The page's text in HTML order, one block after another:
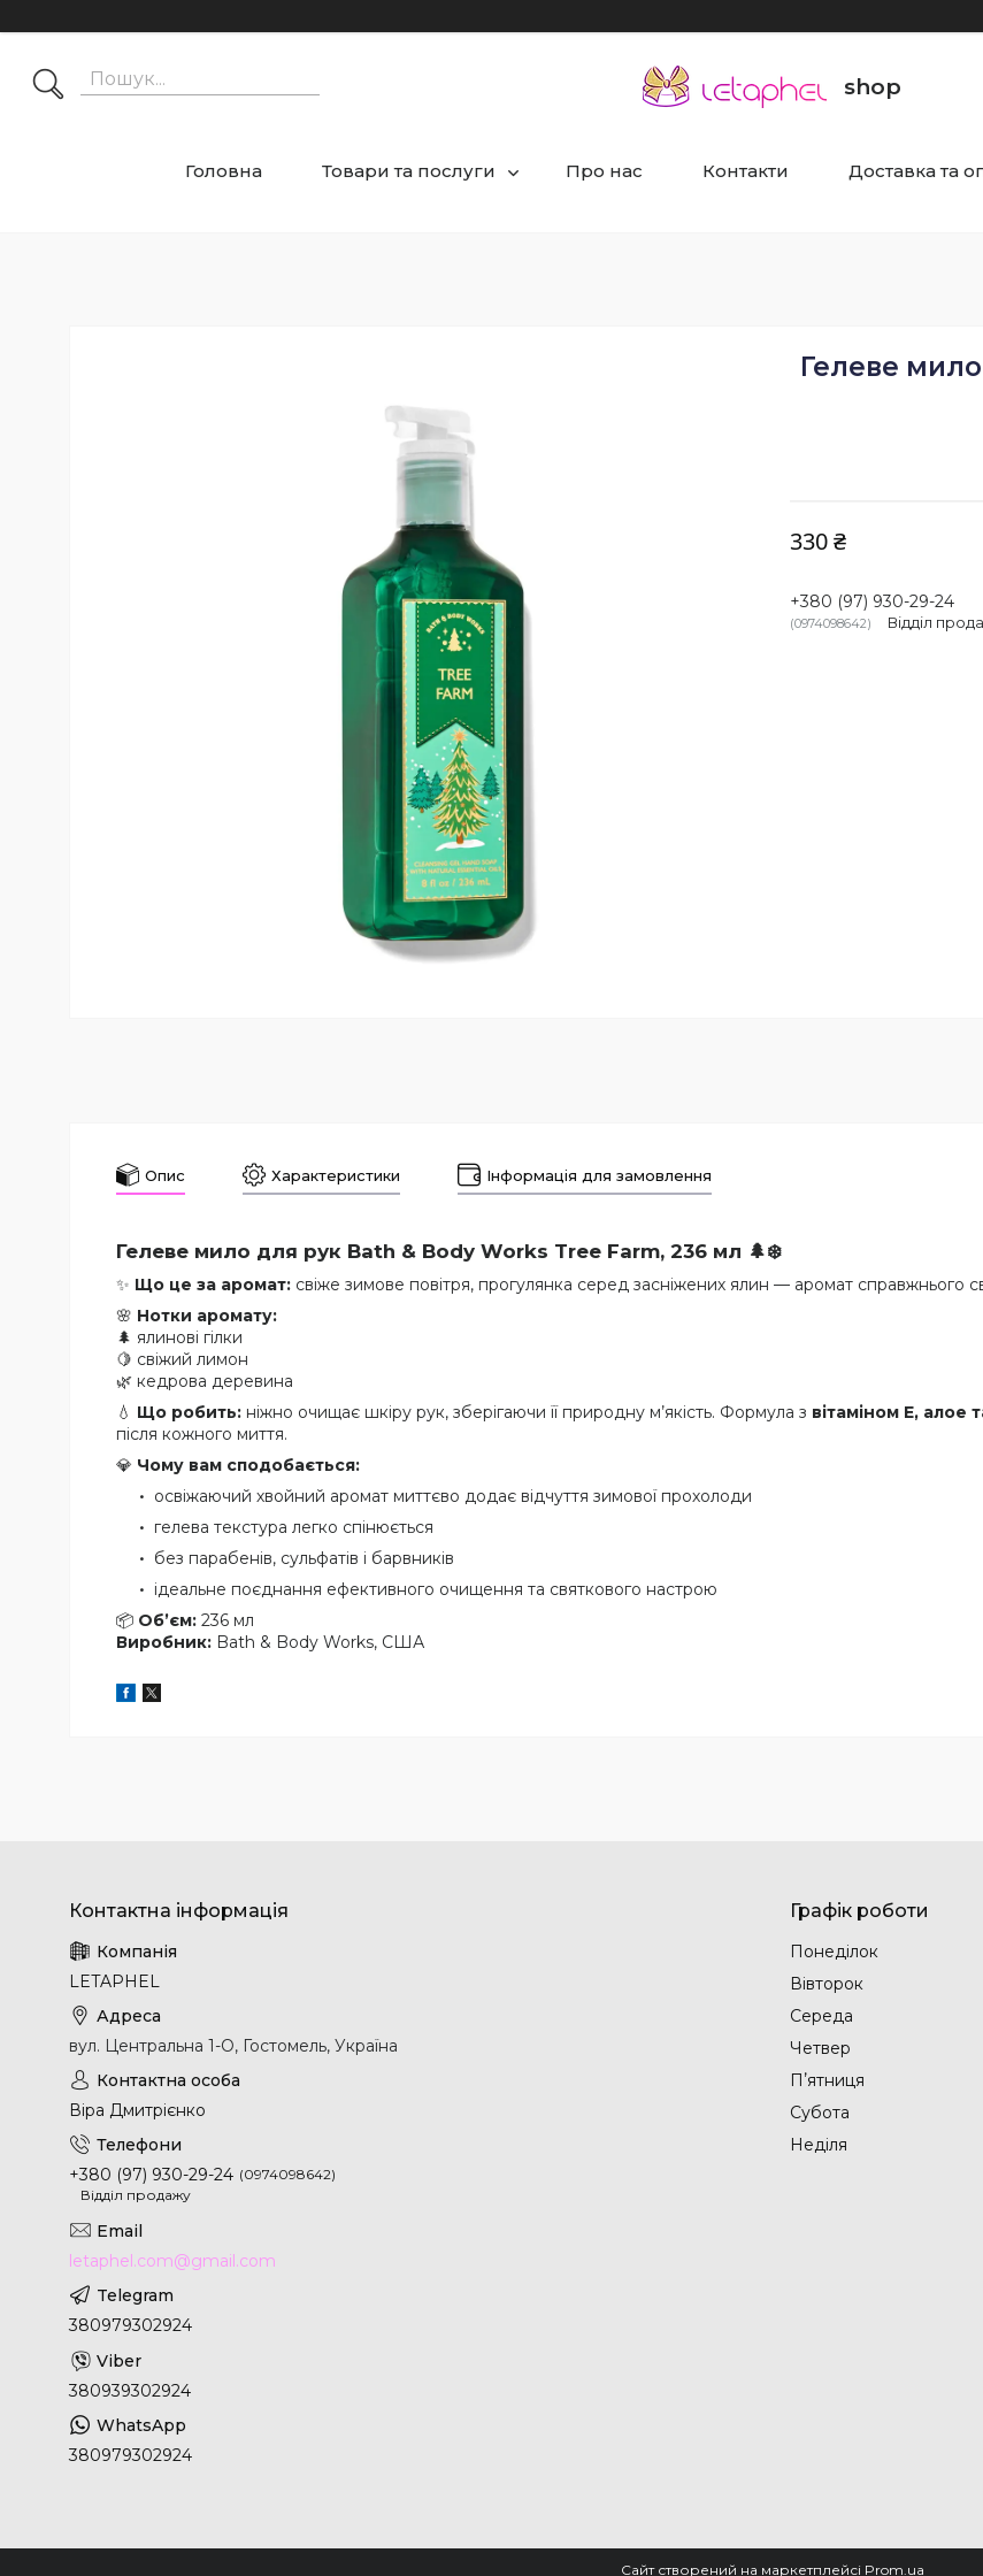
shop
Головна Товари та послуги Про нас Контакти Доставка та
Гелеве
330 ₴
+380 (97) 930-29-24
0974098642 Відділ
Опис Характеристики Інформація для замовлення
Гелеве мило для рук Bath & Body Works Tree Farm, 236 мл 🌲❄️
✨ Що це за аромат: свіже зимове повітря, прогулянка серед засніжених ялин — аромат справжнього
🌸 Нотки аромату:
🌲 ялинові гілки
🍋 свіжий лимон
🌿 кедрова деревина
💧 Що робить: ніжно очищає шкіру рук, зберігаючи її природну м’якість. Формула з вітаміном Е, алое
після кожного миття.
💎 Чому вам сподобається:
освіжаючий хвойний аромат миттєво додає відчуття зимової прохолоди
гелева текстура легко спінюється
без парабенів, сульфатів і барвників
ідеальне поєднання ефективного очищення та святкового настрою
📦 Об’єм: 236 мл
Виробник: Bath & Body Works, США
LETAPHEL
вул. Центральна 1-О, Гостомель, Україна
Віра Дмитрієнко
+380 (97) 930-29-24
0974098642
Відділ продажу
letaphel.com@gmail.com
380979302924
380939302924
380979302924
Графік роботи
Понеділок
Вівторок
Середа
Четвер
Пʼятниця
Субота
Неділя
Сайт створений на маркетплейсі Prom.ua